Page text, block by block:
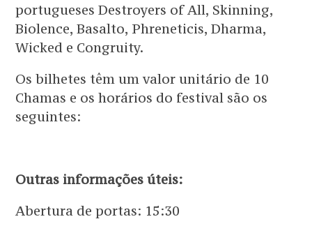
portugueses Destroyers of All, Skinning,
Biolence, Basalto, Phreneticis, Dharma,
Wicked e Congruity.
Os bilhetes têm um valor unitário de 10
Chamas e os horários do festival são os
seguintes:
Outras informações úteis:
Abertura de portas: 15:30